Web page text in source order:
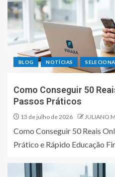
BLOG NOTÍCIAS
Como Conseguir 50
Passos Práticos
13 de julho de 2026 JULIANO
Como Conseguir 50 Reais
Prático e Rápido Educação